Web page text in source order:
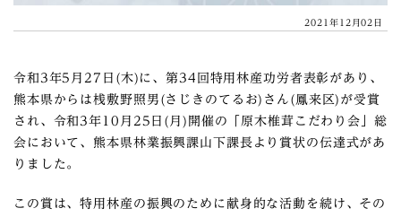
2021年12月02日
令和3年5月27日(木)に、第34回特用林産功労者表彰があり、
熊本県からは桟敷野照男(さじきのてるお)さん(鳳来区)が受賞
され、令和3年10月25日(月)開催の「原木椎茸こだわり会」総
会において、熊本県林業振興課山下課長より賞状の伝達式があ
りました。
この賞は、特用林産の振興のために献身的な活動を続け、その